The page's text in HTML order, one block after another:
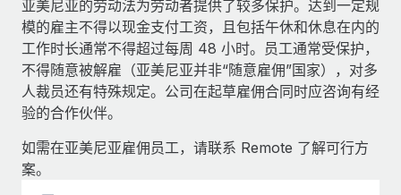
服务
咨询专家
获得全球人力资源与合规方面的专家帮助
背景调查
简化候选人筛选流程
与我们共探合作机遇
Remote Build 即将推出
集成与人工智能自动化咨询
薪金与人才洞察
洞察中心
获得支持
查看全部资源
亚美尼亚的劳动法为劳动者提供了较多保护。达到一定规
模的雇主不得以现金支付工资，且包括午休和休息在内的
工作时长通常不得超过每周 48 小时。员工通常受保护，
不得随意被解雇（亚美尼亚并非“随意雇佣”国家），对多
人裁员还有特殊规定。公司在起草雇佣合同时应咨询有经
验的合作伙伴。
如需在亚美尼亚雇佣员工，请联系 Remote 了解可行方
案。